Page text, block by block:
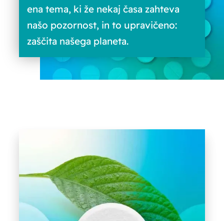
ena tema, ki že nekaj časa zahteva
našo pozornost, in to upravičeno:
zaščita našega planeta.